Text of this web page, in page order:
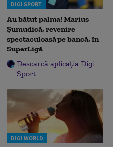
DIGI SPORT
Au bătut palma! Marius
Șumudică, revenire
spectaculoasă pe bancă, în
SuperLigă
Descarcă aplicația Digi
Sport
DIGI WORLD